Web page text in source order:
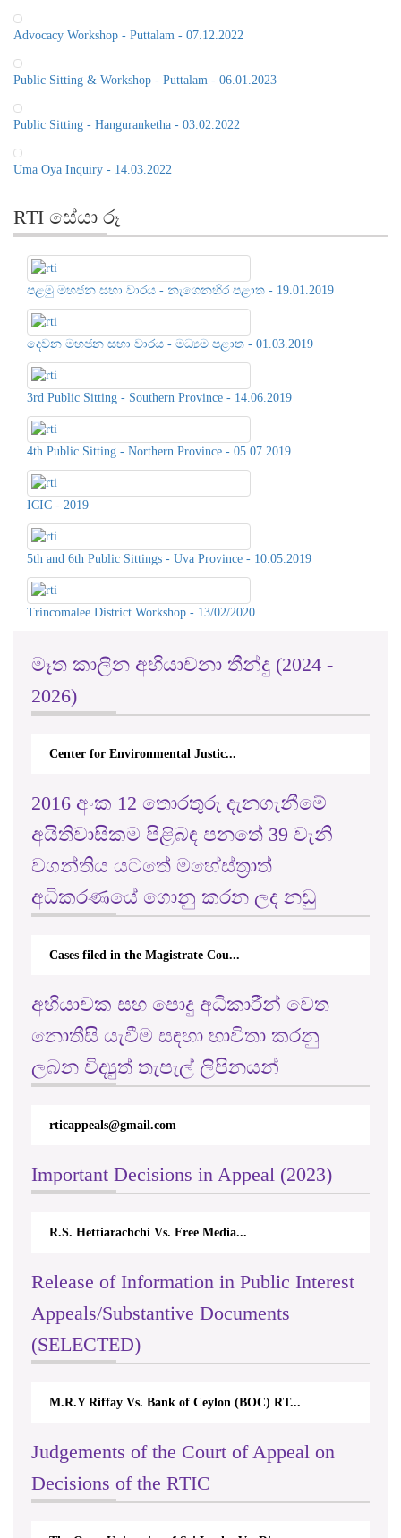
Public Sitting & Workshop - Puttalam - 06.01.2023
Public Sitting - Hanguranketha - 03.02.2022
Uma Oya Inquiry - 14.03.2022
RTI සේයා රූ
පළමු මහජන සභා වාරය - නැගෙනහිර පළාත - 19.01.2019
දෙවන මහජන සභා වාරය - මධ්‍යම පළාත - 01.03.2019
3rd Public Sitting - Southern Province - 14.06.2019
4th Public Sitting - Northern Province - 05.07.2019
ICIC - 2019
5th and 6th Public Sittings - Uva Province - 10.05.2019
Trincomalee District Workshop - 13/02/2020
මෑත කාලීන අභියාචනා තීන්දු (2024 -
Justic...
2016 අංක 12 තොරතුරු දැනගැනීමේ
වගන්තිය යටතේ මහේස්ත්‍රාත්
අධිකරණයේ ගොනු කරන ලද නඩු
Cases filed in the Magistrate Cou...
අභියාචක සහ පොදු අධිකාරීන් වෙත
ලබන විද්‍යුත් තැපැල් ලිපිනයන්
rticappeals@gmail.com
Important Decisions in Appeal (2023)
Free Media... Centre for Society and Religion
Release of Information in Public Interest
(SELECTED)
of Ceylon (BOC) RT...
Judgements of the Court of Appeal on
University of Sri Lanka Vs. Rig...